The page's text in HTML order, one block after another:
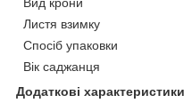
Листя взимку
Спосіб упаковки
Вік саджанця
Додаткові характеристики